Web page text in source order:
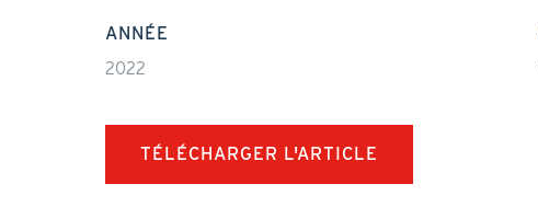
ANNÉE
2022
TÉLÉCHARGER L'ARTICLE